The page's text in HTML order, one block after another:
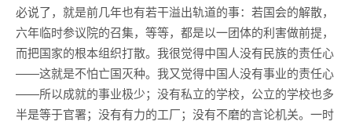
必说了，就是前几年也有若干溢出轨道的事：若国会的解散，
六年临时参议院的召集，等等，都是以一团体的利害做前提，
而把国家的根本组织打散。我很觉得中国人没有民族的责任心
——这就是不怕亡国灭种。我又觉得中国人没有事业的责任心
——所以成就的事业极少；没有私立的学校，公立的学校也多
半是等于官署；没有有力的工厂；没有不磨的言论机关。一时